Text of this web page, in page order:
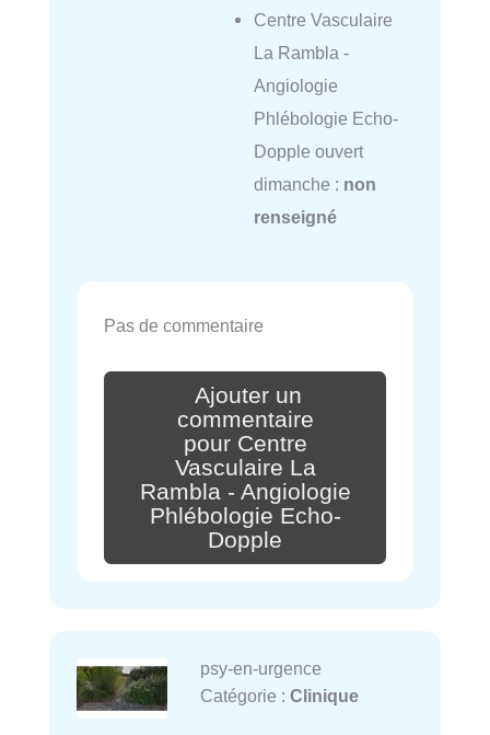
Centre Vasculaire
La Rambla -
Angiologie
Phlébologie Echo-
Dopple ouvert
dimanche : non
renseigné
Pas de commentaire
Ajouter un
commentaire
pour Centre
Vasculaire La
Rambla - Angiologie
Phlébologie Echo-
Dopple
psy-en-urgence
Catégorie : Clinique